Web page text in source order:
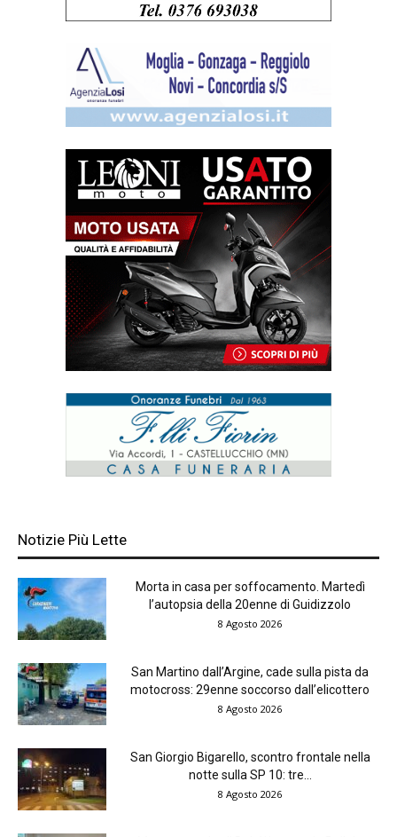
Notizie Più Lette
Morta in casa per soffocamento. Martedì
l’autopsia della 20enne di Guidizzolo
8 Agosto 2026
San Martino dall’Argine, cade sulla pista da
motocross: 29enne soccorso dall’elicottero
8 Agosto 2026
San Giorgio Bigarello, scontro frontale nella
notte sulla SP 10: tre...
8 Agosto 2026